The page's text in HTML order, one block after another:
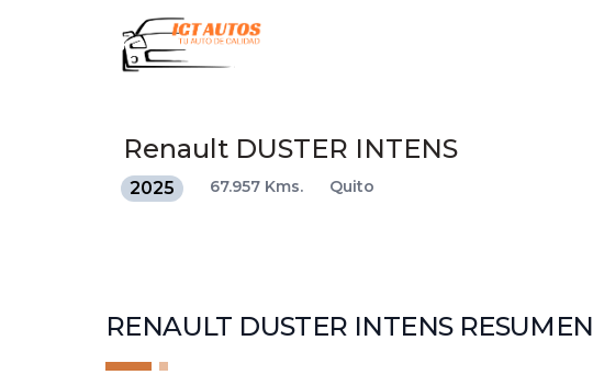
Renault DUSTER INTENS
2025 67.957 Kms. Quito
RENAULT DUSTER INTENSRESUMEN